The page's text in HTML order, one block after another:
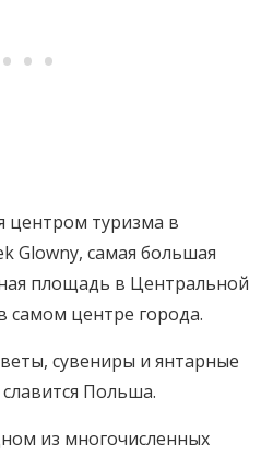
центром туризма в
Glowny, самая большая
площадь в Центральной
самом центре города.
сувениры и янтарные
Польша.
из многочисленных